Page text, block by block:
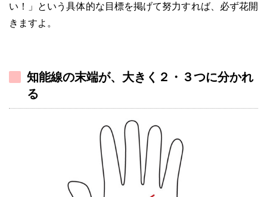
い！」という具体的な目標を掲げて努力すれば、必ず花開
きますよ。
知能線の末端が、大きく２・３つに分かれ
る